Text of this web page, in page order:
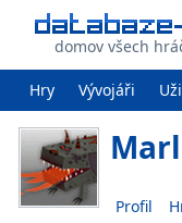
domov všech
Hry Vývojáři
Profil